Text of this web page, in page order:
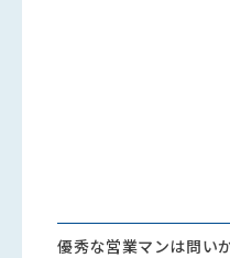
優秀な営業マンは問い